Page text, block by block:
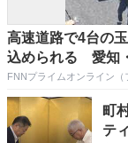
高速道路で4台の
込められる 愛知
FNNプライムオンライン（
町
テ